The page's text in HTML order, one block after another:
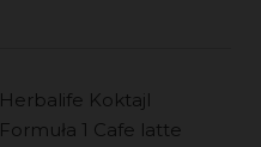
Herbalife Koktajl
Formuła 1 Cafe latte